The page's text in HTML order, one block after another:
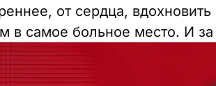
от сердца,
в самое больное место. И